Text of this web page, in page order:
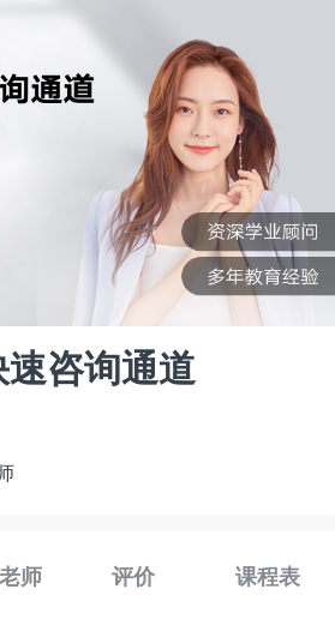
咨询通道
师 评价 课程表